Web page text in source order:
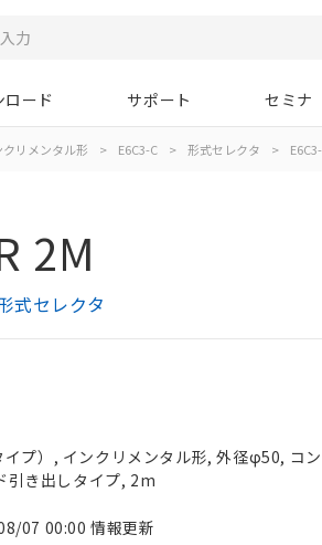
ード サポート セミナ
クリメンタル形 > E6C3-C > 形式セレクタ >
2M
式セレクタ
プ）, インクリメンタル形, 外径φ50, コ
引き出しタイプ, 2m
07 00:00 情報更新